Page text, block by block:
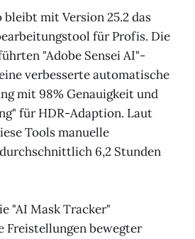
bleibt mit Version 25.2 das
für Profis. Die
"Adobe Sensei AI"-
verbesserte automatische
mit 98% Genauigkeit und
für HDR-Adaption. Laut
Tools manuelle
6,2 Stunden
"AI Mask Tracker"
Freistellungen bewegter